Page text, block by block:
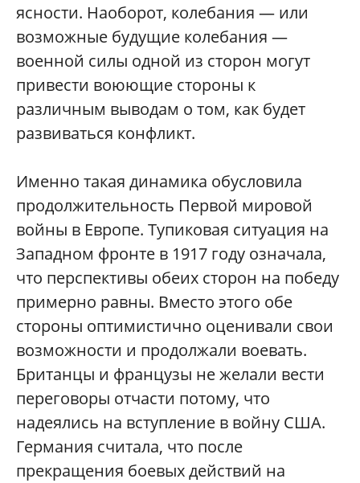
ясности. Наоборот, колебания — или
возможные будущие колебания —
военной силы одной из сторон могут
привести воюющие стороны к
различным выводам о том, как будет
развиваться конфликт.
Именно такая динамика обусловила
продолжительность Первой мировой
войны в Европе. Тупиковая ситуация на
Западном фронте в 1917 году означала,
что перспективы обеих сторон на победу
примерно равны. Вместо этого обе
стороны оптимистично оценивали свои
возможности и продолжали воевать.
Британцы и французы не желали вести
переговоры отчасти потому, что
надеялись на вступление в войну США.
Германия считала, что после
прекращения боевых действий на